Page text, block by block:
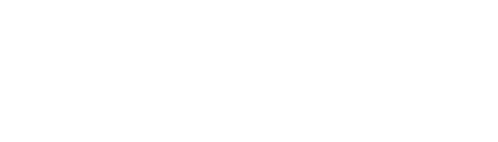
van 4,99 op 5, 68 recensies